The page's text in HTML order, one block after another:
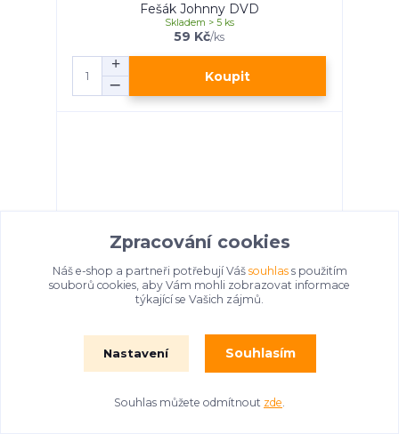
Fešák Johnny DVD
59 Kč/ks
Skladem > 5 ks
Koupit
Dokonalý úkryt DVD
Skladem > 5 ks
Zpracování cookies
Náš e-shop a partneři potřebují Váš souhlass použitím
souborů cookies, aby Vám mohli zobrazovat informace
týkající se Vašich zájmů.
Nastavení Souhlasím
Souhlas můžete odmítnout zde